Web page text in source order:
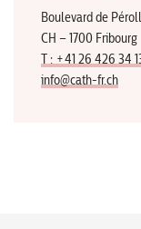
Boulevard de
CH – 1700 Fribourg
T : +41 26 426 34
info@cath-fr.ch